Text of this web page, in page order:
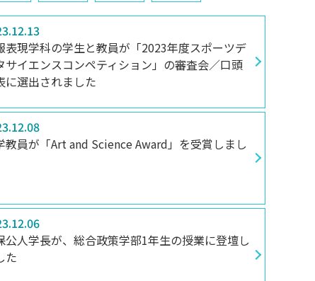
表現学科の学生と教員が「2023年度スポーツデ
サイエンスコンペティション」の審査会／口頭
に選出されました
教員が「Art and Science Award」を受賞しまし
公人学長が、総合政策学部1年生の授業に登壇し
た